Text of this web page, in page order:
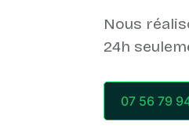
Nous
07 56 79